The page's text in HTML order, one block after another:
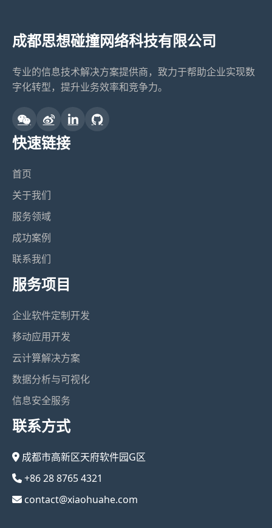
成都思想碰撞网络科技有限公司
专业的信息技术解决方案提供商，致力于帮助企业实现数
字化转型，提升业务效率和竞争力。
快速链接
首页
关于我们
服务领域
成功案例
联系我们
服务项目
企业软件定制开发
移动应用开发
云计算解决方案
数据分析与可视化
信息安全服务
联系方式
成都市高新区天府软件园G区
+86 28 8765 4321
contact@xiaohuahe.com